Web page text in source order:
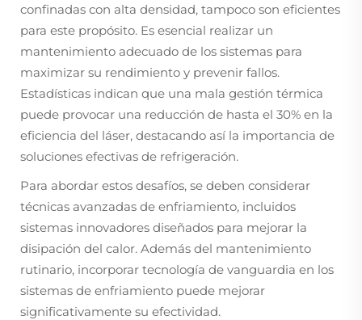
confinadas con alta densidad, tampoco son eficientes
para este propósito. Es esencial realizar un
mantenimiento adecuado de los sistemas para
maximizar su rendimiento y prevenir fallos.
Estadísticas indican que una mala gestión térmica
puede provocar una reducción de hasta el 30% en la
eficiencia del láser, destacando así la importancia de
soluciones efectivas de refrigeración.
Para abordar estos desafíos, se deben considerar
técnicas avanzadas de enfriamiento, incluidos
sistemas innovadores diseñados para mejorar la
disipación del calor. Además del mantenimiento
rutinario, incorporar tecnología de vanguardia en los
sistemas de enfriamiento puede mejorar
significativamente su efectividad.